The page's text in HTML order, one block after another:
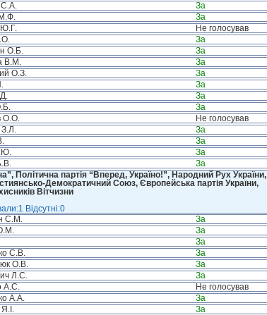
С.А.
За
За
Ю.Г.
Не голосував
За
О.Б.
За
В.М.
За
О.З.
За
За
За
За
О.О.
Не голосував
З.Л.
За
За
За
За
партія “Вперед, Україно!”, Народний Рух України,
Демократичний Союз, Європейська партія України,
Вітчизни
Відсутні:0
С.М.
За
За
За
С.В.
За
О.В.
За
Л.С.
За
А.С.
Не голосував
А.А.
За
За